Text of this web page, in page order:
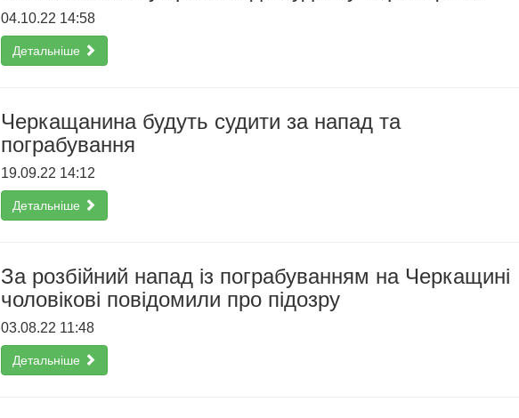
04.10.22 14:58
Детальніше
Черкащанина будуть судити за напад та
пограбування
19.09.22 14:12
Детальніше
За розбійний напад із пограбуванням на Черкащині
чоловікові повідомили про підозру
03.08.22 11:48
Детальніше